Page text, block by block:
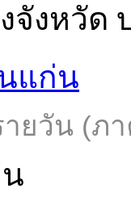
จังหวัด
แก่น
ยวัน (ภ